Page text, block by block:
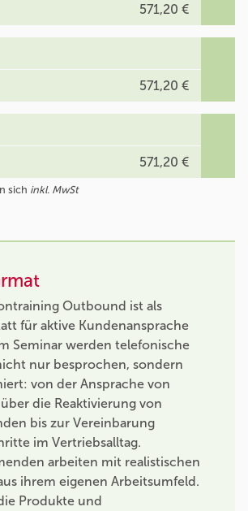
571,20 €
571,20 €
571,20 €
sich inkl. MwSt
Outbound ist als
für aktive Kundenansprache
Seminar werden telefonische
nur besprochen, sondern
von der Ansprache von
die Reaktivierung von
bis zur Vereinbarung
im Vertriebsalltag.
arbeiten mit realistischen
ihrem eigenen Arbeitsumfeld.
Produkte und